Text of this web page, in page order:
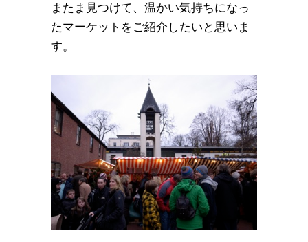
またま見つけて、温かい気持ちになっ
たマーケットをご紹介したいと思いま
す。